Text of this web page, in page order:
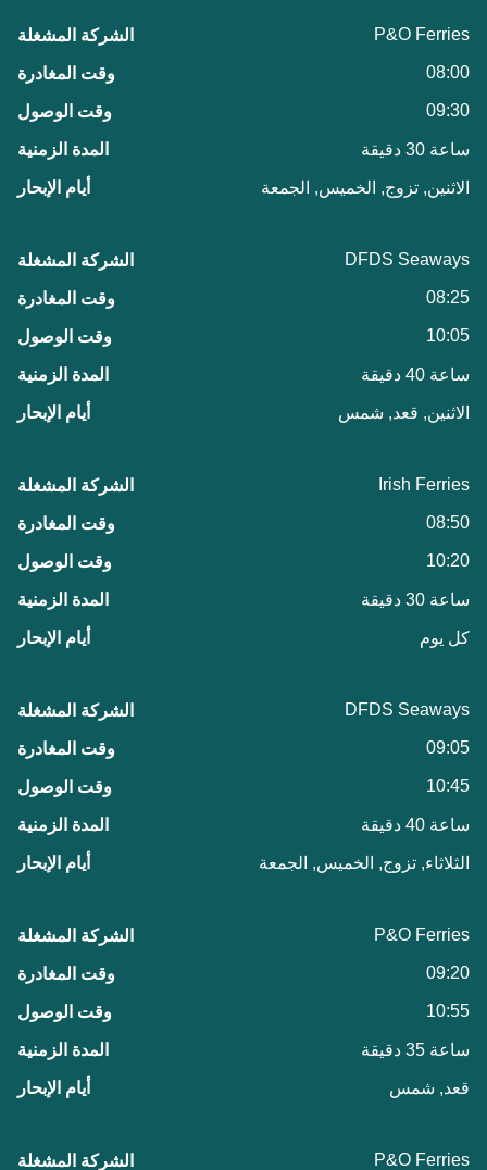
P&O Ferries
08:00
09:30
ساعة 30 دقيقة
الاثنين, تزوج, الخميس, الجمعة
DFDS Seaways
08:25
10:05
ساعة 40 دقيقة
الاثنين, قعد, شمس
Irish Ferries
08:50
10:20
ساعة 30 دقيقة
كل يوم
DFDS Seaways
09:05
10:45
ساعة 40 دقيقة
الثلاثاء, تزوج, الخميس, الجمعة
P&O Ferries
09:20
10:55
ساعة 35 دقيقة
قعد, شمس
P&O Ferries